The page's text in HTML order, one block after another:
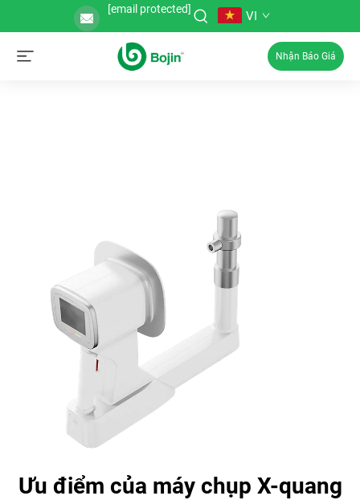
[email protected] VI
Nhận Báo Giá
Ưu điểm của máy chụp X-quang